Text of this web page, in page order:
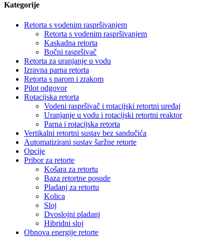
Kategorije
Retorta s vodenim raspršivanjem
Retorta s vodenim raspršivanjem
Kaskadna retorta
Bočni raspršivač
Retorta za uranjanje u vodu
Izravna parna retorta
Retorta s parom i zrakom
Pilot odgovor
Rotacijska retorta
Vodeni raspršivač i rotacijski retortni uređaj
Uranjanje u vodu i rotacijski retortni reaktor
Parna i rotacijska retorta
Vertikalni retortni sustav bez sandučića
Automatizirani sustav šaržne retorte
Opcije
Pribor za retorte
Košara za retortu
Baza retortne posude
Pladanj za retortu
Kolica
Sloj
Dvoslojni pladanj
Hibridni sloj
Obnova energije retorte